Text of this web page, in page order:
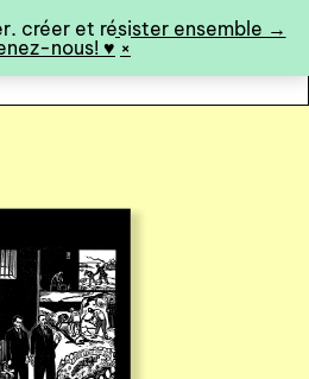
créer et résister ensemble →
nous! ♥︎ ×
↓
complet